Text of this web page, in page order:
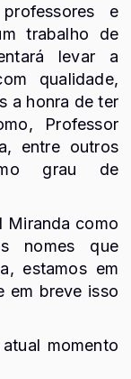
e
trabalho de
levar a
qualidade,
a honra de ter
Professor
entre outros
grau de
Miranda como
nomes que
estamos em
em breve isso
momento